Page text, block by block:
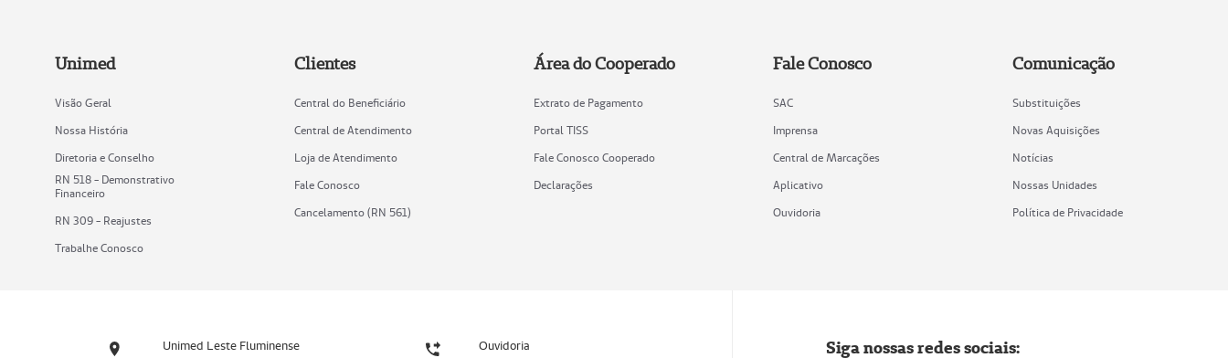
Unimed
Visão Geral
Nossa História
Diretoria e Conselho
RN 518 - Demonstrativo
Financeiro
RN 309 - Reajustes
Trabalhe Conosco
Clientes
Central do Beneficiário
Central de Atendimento
Loja de Atendimento
Fale Conosco
Cancelamento (RN 561)
Área do Cooperado
Extrato de Pagamento
Portal TISS
Fale Conosco Cooperado
Declarações
Fale Conosco
SAC
Imprensa
Central de Marcações
Aplicativo
Ouvidoria
Comunicação
Substituições
Novas Aquisições
Notícias
Nossas Unidades
Política de Privacidade
Unimed Leste Fluminense Ouvidoria Siga nossas redes sociais: